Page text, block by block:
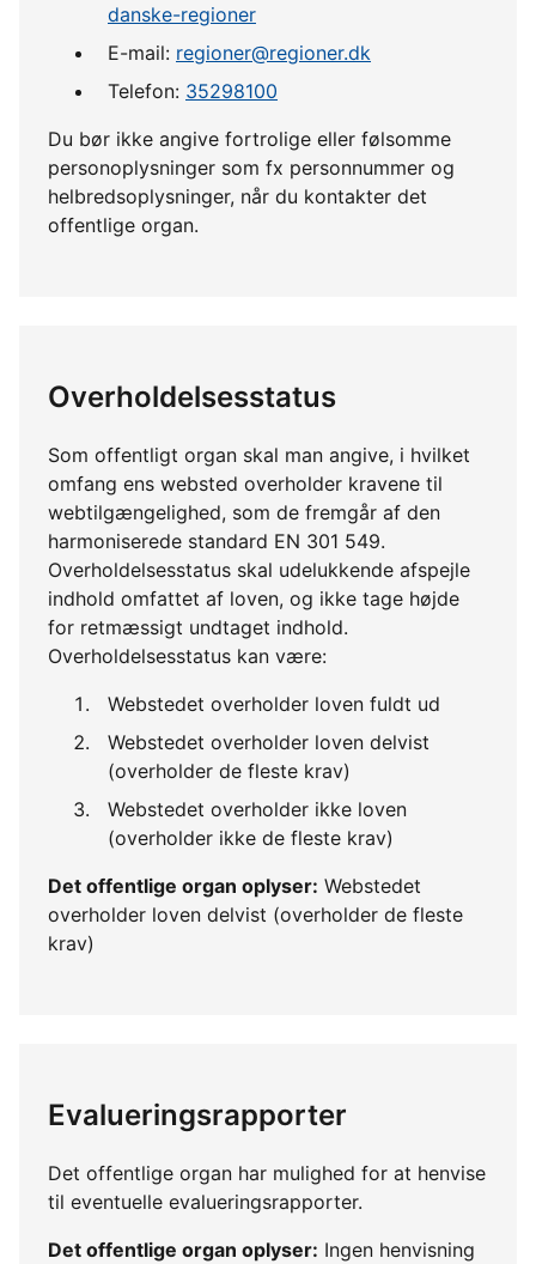
danske-regioner
E-mail: regioner@regioner.dk
Telefon: 35298100
Du bør ikke angive fortrolige eller følsomme
personoplysninger som fx personnummer og
helbredsoplysninger, når du kontakter det
offentlige organ.
Overholdelsesstatus
Som offentligt organ skal man angive, i hvilket
omfang ens websted overholder kravene til
webtilgængelighed, som de fremgår af den
harmoniserede standard EN 301 549.
Overholdelsesstatus skal udelukkende afspejle
indhold omfattet af loven, og ikke tage højde
for retmæssigt undtaget indhold.
Overholdelsesstatus kan være:
Webstedet overholder loven fuldt ud
Webstedet overholder loven delvist
(overholder de fleste krav)
Webstedet overholder ikke loven
(overholder ikke de fleste krav)
Det offentlige organ oplyser: Webstedet
overholder loven delvist (overholder de fleste
krav)
Evalueringsrapporter
Det offentlige organ har mulighed for at henvise
til eventuelle evalueringsrapporter.
Det offentlige organ oplyser: Ingen henvisning